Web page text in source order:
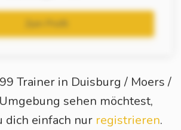
Zum Profil
Trainer in Duisburg / Moers /
sehen möchtest,
dich einfach nur registrieren.